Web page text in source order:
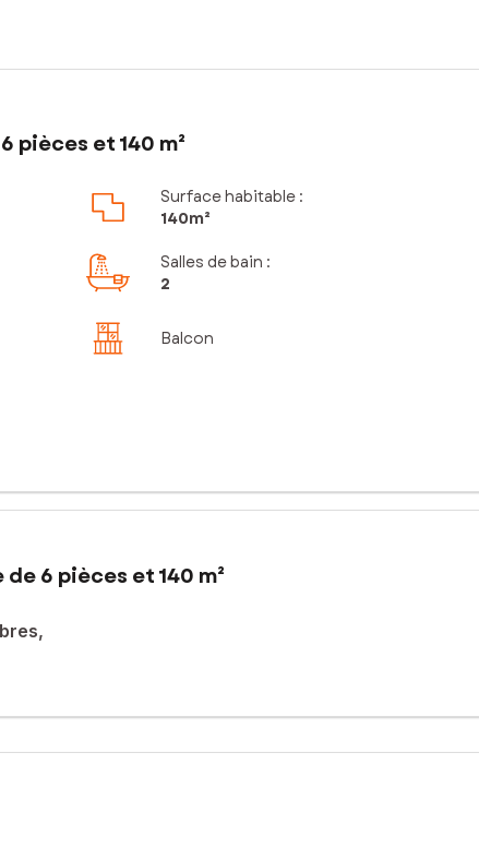
pièces et 140 m²
Surface habitable :
140m²
Salles de bain :
2
Balcon
6 pièces et 140 m²
cette maison familiale T6 comprenant une vaste pièce à